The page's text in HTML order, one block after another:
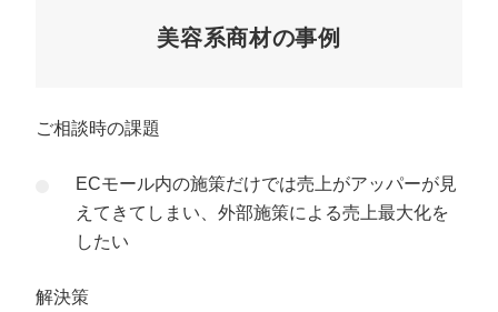
美容系商材の事例
ご相談時の課題
ECモール内の施策だけでは売上がアッパーが見
えてきてしまい、外部施策による売上最大化を
したい
解決策